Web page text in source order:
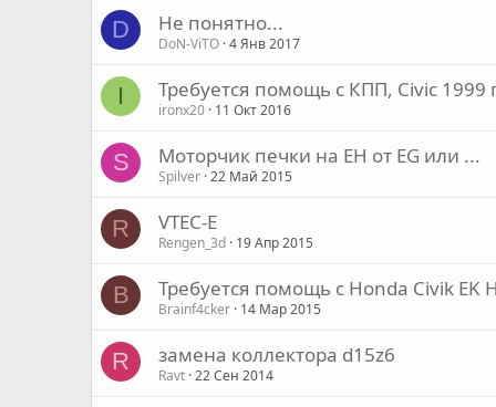
D Не понятно...
DoN-ViTO 4 Янв 2017
I Требуется помощь с КПП, Civic 1999
ironx20 11 Окт 2016
S Моторчик печки на EH от EG или ...
Spilver 22 Май 2015
R VTEC-E
Rengen_3d 19 Апр 2015
B Требуется помощь с Honda Civik EK
Brainf4cker 14 Мар 2015
R замена коллектора d15z6
Ravt 22 Сен 2014